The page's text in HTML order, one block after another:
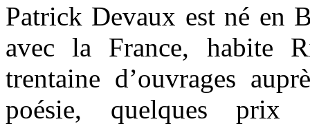
Patrick Devaux est né en
avec la France, habite
trentaine d’ouvrages
poésie, quelques prix